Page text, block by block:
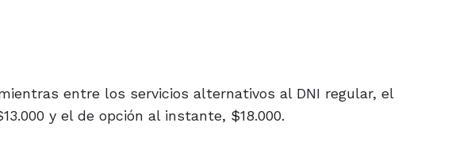
entre los servicios alternativos al DNI regular, el
y el de opción al instante, $18.000.